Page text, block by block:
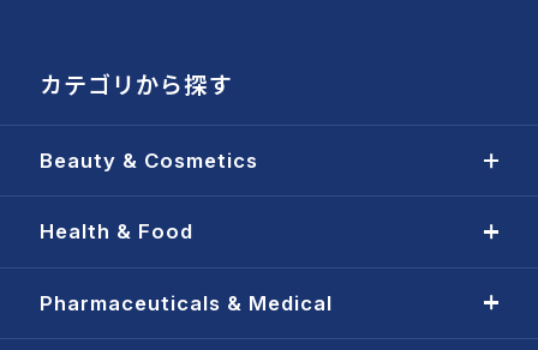
カテゴリから探す
Beauty & Cosmetics
Health & Food
Pharmaceuticals & Medical